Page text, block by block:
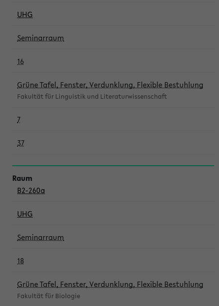
UHG
Seminarraum
16
Grüne Tafel, Fenster, Verdunklung, Flexible Bestuhlung
Fakultät für Linguistik und Literaturwissenschaft
7
37
B2-260a
UHG
Seminarraum
18
Grüne Tafel, Fenster, Verdunklung, Flexible Bestuhlung
Fakultät für Biologie